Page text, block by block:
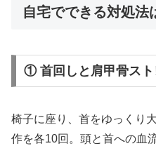
自宅でできる対処法
① 首回しと肩甲骨スト
椅子に座り、首をゆっくり
作を各10回。頭と首への血